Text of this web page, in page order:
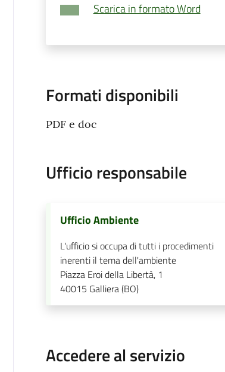
Scarica in formato Word
Formati disponibili
PDF e doc
Ufficio responsabile
Ufficio Ambiente
L'ufficio si occupa di tutti i procedimenti
inerenti il tema dell'ambiente
Piazza Eroi della Libertà, 1
40015 Galliera (BO)
Accedere al servizio